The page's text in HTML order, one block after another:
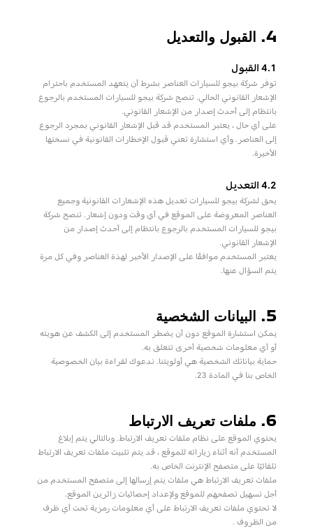
4. القبول والتعديل
4.1 القبول
توفر شركة بيجو للسيارات العناصر بشرط أن يتعهد المستخدم باحترام
الإشعار القانوني الحالي. تنصح شركة بيجو للسيارات المستخدم بالرجوع
بانتظام إلى أحدث إصدار من الإشعار القانوني.
على أي حال ، يعتبر المستخدم قد قبل الإشعار القانوني بمجرد الرجوع
إلى العناصر. وأي استشارة تعني قبول الإخطارات القانونية في نسختها
الأخيرة.
4.2 التعديل
يحق لشركة بيجو للسيارات تعديل هذه الإشعارات القانونية وجميع
العناصر المعروضة على الموقع في أي وقت ودون إشعار. تنصح شركة
بيجو للسيارات المستخدم بالرجوع بانتظام إلى أحدث إصدار من
الإشعار القانوني.
يعتبر المستخدم موافقًا على الإصدار الأخير لهذة العناصر وفي كل مرة
يتم السؤال عنها.
5. البيانات الشخصية
يمكن استشارة الموقع دون أن يضطر المستخدم إلى الكشف عن هويته
أو أي معلومات شخصية أخرى تتعلق به.
حماية بياناتك الشخصية هي أولويتنا. ندعوك لقراءة بيان الخصوصية
الخاص بنا في المادة 23.
6. ملفات تعريف الارتباط
يحتوي الموقع على نظام ملفات تعريف الارتباط. وبالتالي يتم إبلاغ
المستخدم أنه أثناء زياراته للموقع ، قد يتم تثبيت ملفات تعريف الارتباط
تلقائيًا على متصفح الإنترنت الخاص به.
ملفات تعريف الارتباط هي ملفات يتم إرسالها إلى متصفح المستخدم من
أجل تسهيل تصفحهم للموقع ولإعداد إحصائيات زائرين الموقع.
لا تحتوي ملفات تعريف الارتباط على أي معلومات رمزية تحت أي ظرف
من الظروف .